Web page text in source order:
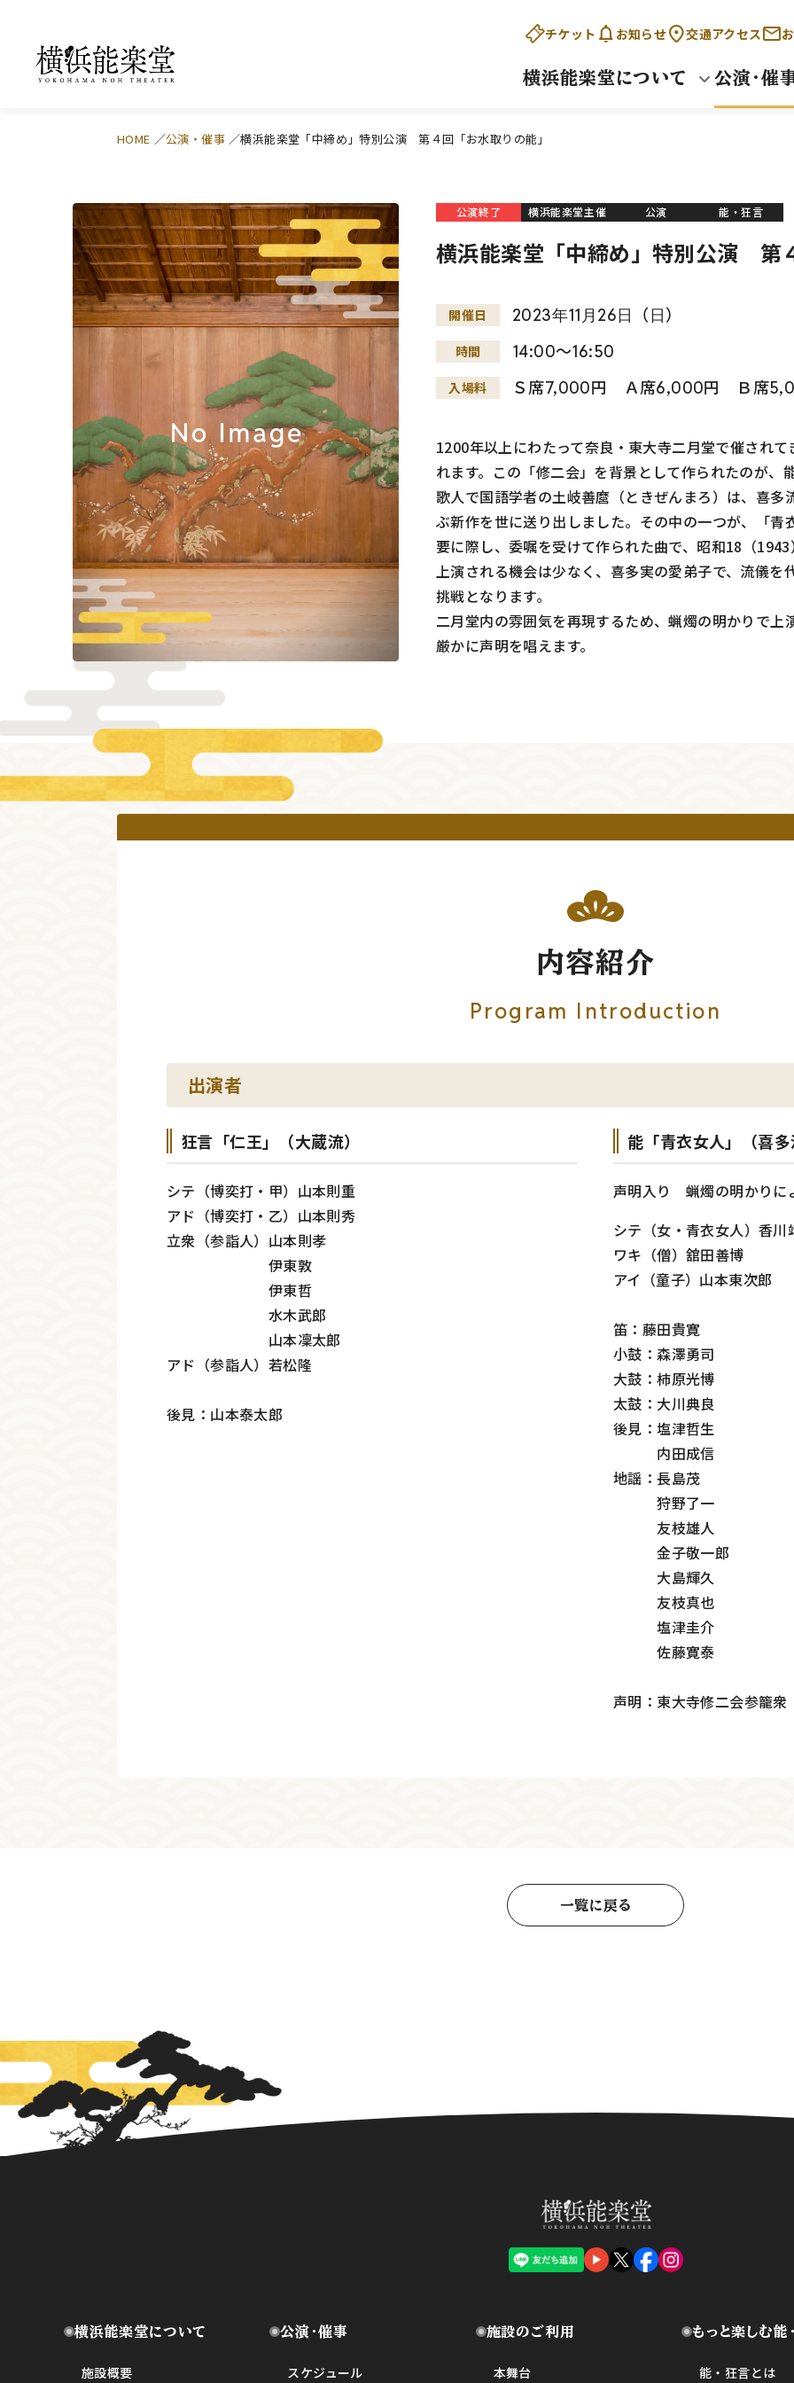
チケット お知らせ 交通アクセス
横浜能楽堂について 公演・催
HOME 公演・催事 横浜能楽堂「中締め」特別公演 第４回「お水取りの能」
公演終了 横浜能楽堂主催 公演 能・狂言
横浜能楽堂「中締め」特別公演 第
開催日 2023年11 月 26日 （日）
時間 14:00～16:50
入場料 Ｓ席7,000円 Ａ席6,000円 Ｂ席
1200年以上にわたって奈良・東大寺二月堂で催され
れます。この「修二会」を背景として作られたのが
歌人で国語学者の土岐善麿（ときぜんまろ）は、喜
ぶ新作を世に送り出しました。その中の一つが、「
要に際し、委嘱を受けて作られた曲で、昭和18（
上演される機会は少なく、喜多実の愛弟子で、流儀
挑戦となります。
二月堂内の雰囲気を再現するため、蝋燭の明かりで
厳かに声明を唱えます。
内容紹介
Program Introduction
出演者
狂言「仁王」（大蔵流）
シテ（博奕打・甲）山本則重
アド（博奕打・乙）山本則秀
立衆（参詣人）山本則孝
伊東敦
伊東哲
水木武郎
山本凜太郎
アド（参詣人）若松隆
後見：山本泰太郎
能「青衣女人」（喜
声明入り 蝋燭の明かりに
シテ（女・青衣女人）香川
ワキ（僧）舘田善博
アイ（童子）山本東次郎
笛：藤田貴寛
小鼓：森澤勇司
大鼓：柿原光博
太鼓：大川典良
後見：塩津哲生
内田成信
地謡：長島茂
狩野了一
友枝雄人
金子敬一郎
大島輝久
友枝真也
塩津圭介
佐藤寛泰
声明：東大寺修二会参籠衆
一覧に戻る
横浜能楽堂について
施設概要
公演・催事
スケジュール
施設のご利用
本舞台
もっと楽しむ能
能・狂言とは